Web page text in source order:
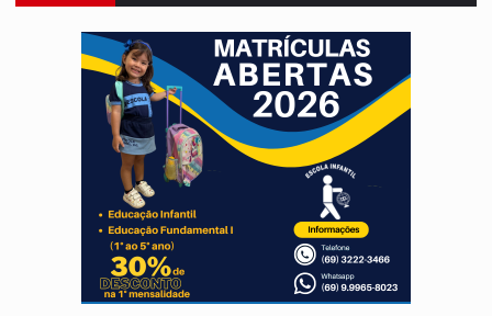
JUDICIÁRIO:Sinjur parabeniza servidores pelo adicional de incentivo com
Publicação Legal:AVISO DE LICITAÇÃO: Pregão Eletrônico Nº 12/2026
BR-364:Polícia apreende mais de uma tonelada de drogas em fundo
EMOCIONE: PRESENTES: Confira os sorteados na promoção
VOVÔ LADRÃO: Idoso é filmado furtando bicicleta na frente
JUSTIÇA: Comarca de Nova Mamoré terá seu primeiro
ADAILTON FÚRIA: Assessoria denuncia suposto ataque com perfis